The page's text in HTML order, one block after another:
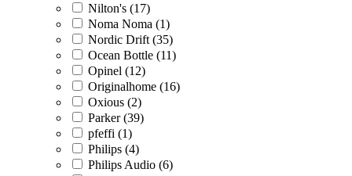
Nilton's (17)
Noma Noma (1)
Nordic Drift (35)
Ocean Bottle (11)
Opinel (12)
Originalhome (16)
Oxious (2)
Parker (39)
pfeffi (1)
Philips (4)
Philips Audio (6)